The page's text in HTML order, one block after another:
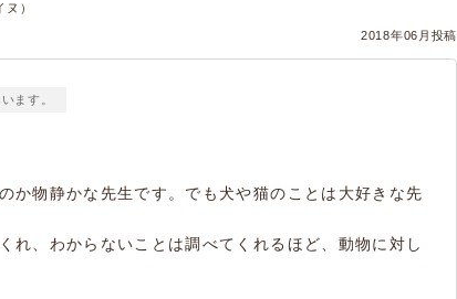
）
2018年06月投稿
ます。
か物静かな先生です。でも犬や猫のことは大好きな先
れ、わからないことは調べてくれるほど、動物に対し